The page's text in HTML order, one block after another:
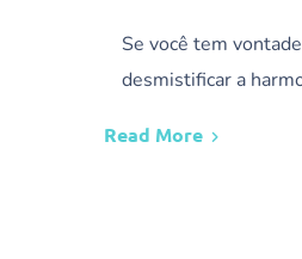
Se você tem
desmistificar a
Read More